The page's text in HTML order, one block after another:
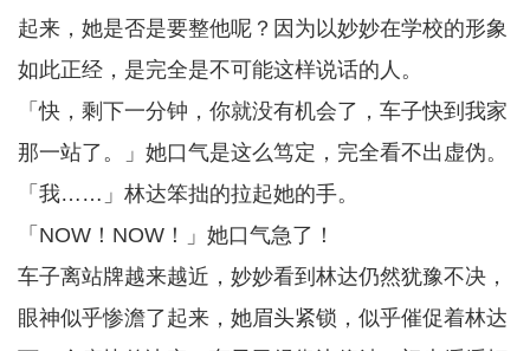
起来，她是否是要整他呢？因为以妙妙在学校的形象
如此正经，是完全是不可能这样说话的人。
「快，剩下一分钟，你就没有机会了，车子快到我家
那一站了。」她口气是这么笃定，完全看不出虚伪。
「我……」林达笨拙的拉起她的手。
「NOW！NOW！」她口气急了！
车子离站牌越来越近，妙妙看到林达仍然犹豫不决，
眼神似乎惨澹了起来，她眉头紧锁，似乎催促着林达